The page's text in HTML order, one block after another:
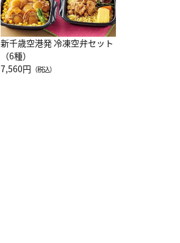
新千歳空港発 冷凍空弁セット
（6種）
7,560円 （税込）